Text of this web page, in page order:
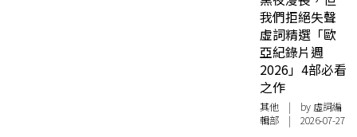
我們拒絕失聲
虛詞精選「歐
亞紀錄片週
2026」4部必看
之作
其他 | by 虛詞編
輯部 | 2026-07-27